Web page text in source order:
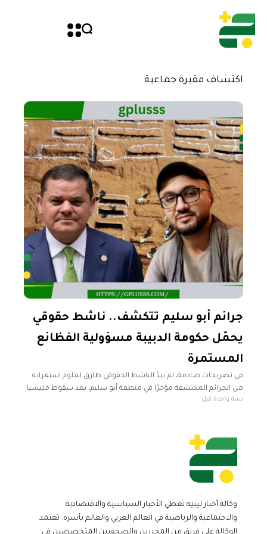
اكتشاف مقبرة جماعية
جرائم أبو سليم تتكشف.. ناشط حقوقي
يحمّل حكومة الدبيبة مسؤولية الفظائع
المستمرة
في تصريحات صادمة، لم يبدُ الناشط الحقوقي طارق لملوم استغرابه
من الجرائم المكتشفة مؤخرًا في منطقة أبو سليم، بعد سقوط مليشيا
"دعم الاستقرار". وكشف لملوم عن تفاصيل خطيرة حول استمرار
سنة واحدة قبل
وكالة أخبار ليبية تغطي الأخبار السياسية والاقتصادية
والاجتماعية والرياضية في العالم العربي والعالم بأسره. تعتمد
الوكالة على فريق من المحررين والصحفيين المتخصصين في